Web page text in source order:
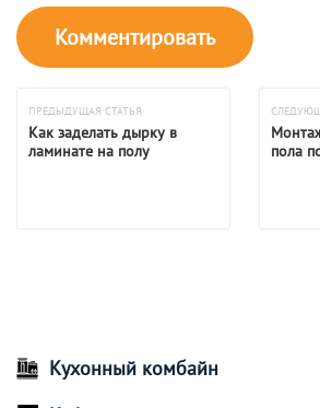
ПРЕДЫДУЩАЯ СТАТЬЯ
Как заделать дырку в
ламинате на полу
пола
Кухонный комбайн